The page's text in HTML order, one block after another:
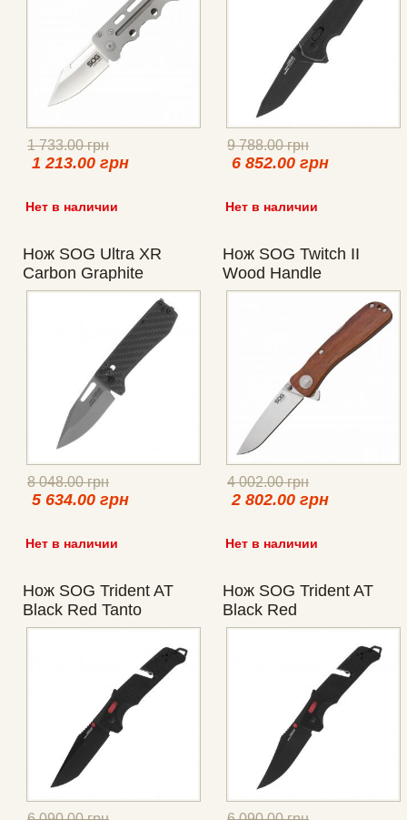
1 733.00 грн
1 213.00 грн
Нет в наличии
9 788.00 грн
6 852.00 грн
Нет в наличии
Нож SOG Ultra XR
Carbon Graphite
8 048.00 грн
5 634.00 грн
Нет в наличии
Нож SOG Twitch II
Wood Handle
4 002.00 грн
2 802.00 грн
Нет в наличии
Нож SOG Trident AT
Black Red Tanto
Нож SOG Trident AT
Black Red